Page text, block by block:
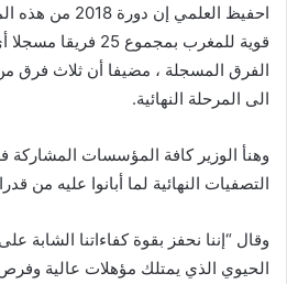
احفيظ العلمي
قوية للمغرب بمجموع
الى المرحلة النهائية.
وهنأ الوزير كافة المؤسسات
التصفيات النهائية لما أبانوا عليه من
وقال “إننا نحفز بقوة كفاءاتنا الشابة
الحيوي الذي يمتلك مؤهلات عالية